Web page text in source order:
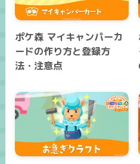
ポケ森 マイキャンパーカ
ードの作り方と登録方
法・注意点